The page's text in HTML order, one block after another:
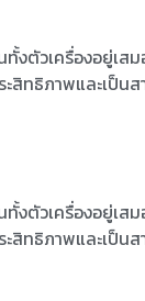
งตัวเครื่องอยู่เ
สิทธิภาพและเป็
งตัวเครื่องอยู่เ
สิทธิภาพและเป็